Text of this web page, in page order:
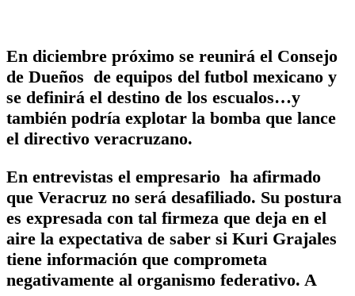
En diciembre próximo se reunirá el Consejo
de Dueños de equipos del futbol mexicano y
se definirá el destino de los escualos…y
también podría explotar la bomba que lance
el directivo veracruzano.
En entrevistas el empresario ha afirmado
que Veracruz no será desafiliado. Su postura
es expresada con tal firmeza que deja en el
aire la expectativa de saber si Kuri Grajales
tiene información que comprometa
negativamente al organismo federativo. A